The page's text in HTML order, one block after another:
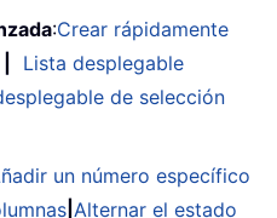
:Crear rápidamente
Lista desplegable
de selección
un número específico
Alternar el estado